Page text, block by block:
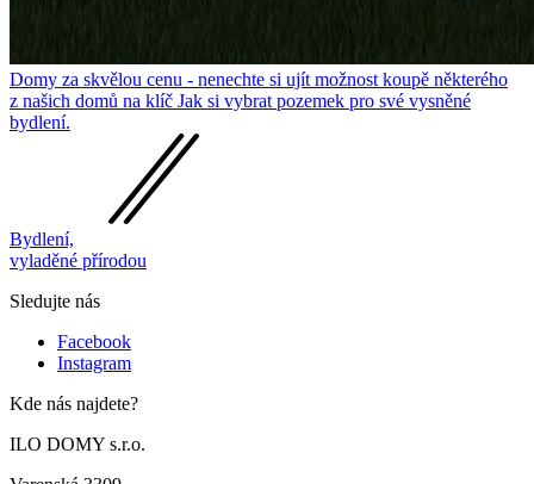
Domy za skvělou cenu - nenechte si ujít možnost koupě některého
z našich domů na klíč Jak si vybrat pozemek pro své vysněné
bydlení.
Bydlení,
vyladěné přírodou
Sledujte nás
Facebook
Instagram
Kde nás najdete?
ILO DOMY s.r.o.